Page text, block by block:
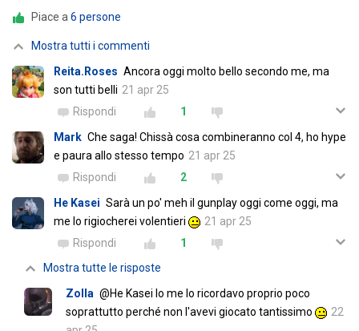
Piace a6 persone
Mostra tutti i commenti
Reita.Roses Ancora oggi molto bello secondo me, ma
son tutti belli 21 apr 25
Rispondi
1
Mark Che saga! Chissà cosa combineranno col 4, ho hype
e paura allo stesso tempo 21 apr 25
Rispondi
2
He Kasei Sarà un po' meh il gunplay oggi come oggi, ma
me lo rigiocherei volentieri
21 apr 25
Rispondi
1
Mostra tutte le risposte
Zolla @He Kasei Io me lo ricordavo proprio poco
soprattutto perché non l'avevi giocato tantissimo
22